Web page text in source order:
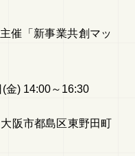
催「新事業共創マッ
金) 14:00～16:30
阪市都島区東野田町